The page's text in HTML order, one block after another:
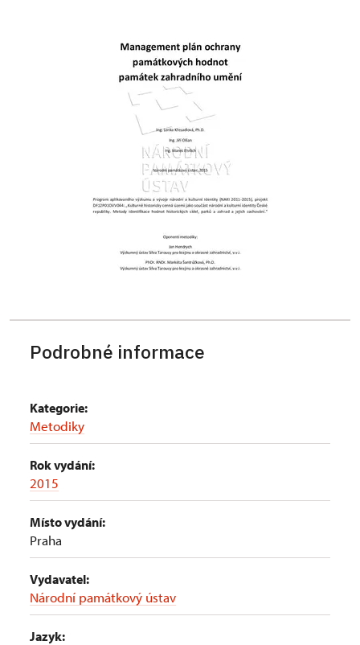
Podrobné informace
Kategorie:
Metodiky
Rok vydání:
2015
Místo vydání:
Praha
Vydavatel:
Národní památkový ústav
Jazyk: